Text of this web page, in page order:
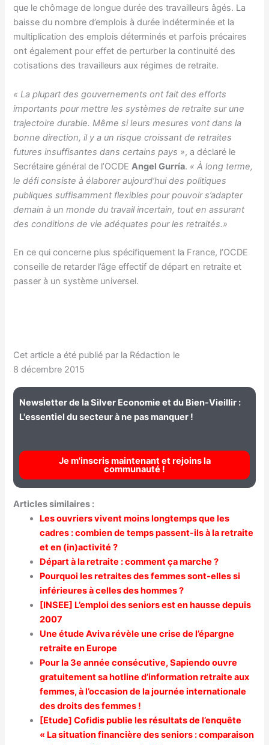
que le chômage de longue durée des travailleurs âgés. La
baisse du nombre d’emplois à durée indéterminée et la
multiplication des emplois déterminés et parfois précaires
ont également pour effet de perturber la continuité des
cotisations des travailleurs aux régimes de retraite.
« La plupart des gouvernements ont fait des efforts
importants pour mettre les systèmes de retraite sur une
trajectoire durable. Même si leurs mesures vont dans la
bonne direction, il y a un risque croissant de retraites
futures insuffisantes dans certains pays », a déclaré le
Secrétaire général de l’OCDEAngel Gurría. « À long terme,
le défi consiste à élaborer aujourd’hui des politiques
publiques suffisamment flexibles pour pouvoir s’adapter
demain à un monde du travail incertain, tout en assurant
des conditions de vie adéquates pour les retraités.»
En ce qui concerne plus spécifiquement la France, l’OCDE
conseille de retarder l’âge effectif de départ en retraite et
passer à un système universel.
Cet article a été publié par la Rédaction le
8 décembre 2015
Newsletter de la Silver Economie et du Bien-Vieillir :
L'essentiel du secteur à ne pas manquer !
Je m'inscris maintenant et rejoins la
communauté !
Articles similaires :
Les ouvriers vivent moins longtemps que les
cadres : combien de temps passent-ils à la retraite
et en (in)activité ?
Départ à la retraite : comment ça marche ?
Pourquoi les retraites des femmes sont-elles si
inférieures à celles des hommes ?
[INSEE] L’emploi des seniors est en hausse depuis
2007
Une étude Aviva révèle une crise de l’épargne
retraite en Europe
Pour la 3e année consécutive, Sapiendo ouvre
gratuitement sa hotline d’information retraite aux
femmes, à l’occasion de la journée internationale
des droits des femmes !
[Etude] Cofidis publie les résultats de l’enquête
« La situation financière des seniors : comparaison